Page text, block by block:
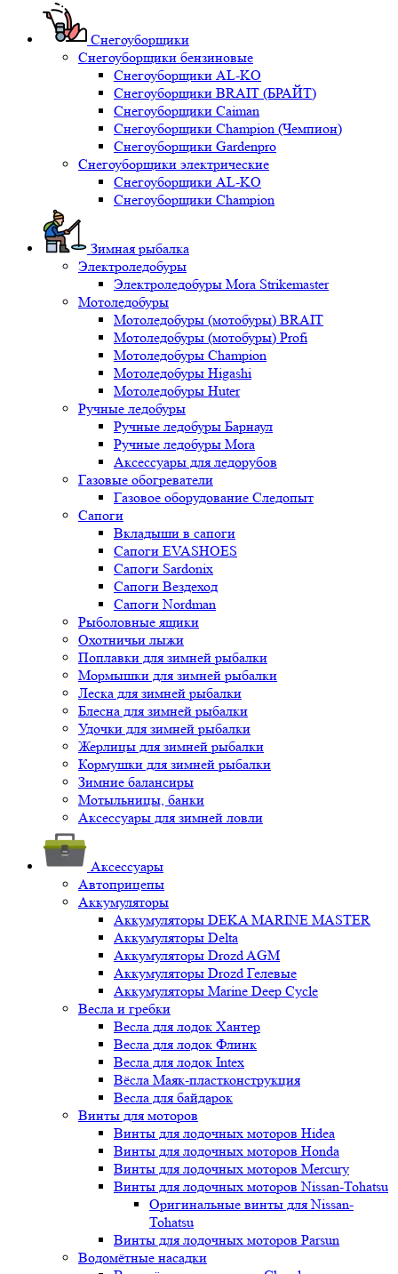
Снегоуборщики
Снегоуборщики бензиновые
Снегоуборщики AL-KO
Снегоуборщики BRAIT (БРАЙТ)
Снегоуборщики Caiman
Снегоуборщики Champion (Чемпион)
Снегоуборщики Gardenpro
Снегоуборщики электрические
Снегоуборщики AL-KO
Снегоуборщики Champion
Зимная рыбалка
Электроледобуры
Электроледобуры Mora Strikemaster
Мотоледобуры
Мотоледобуры (мотобуры) BRAIT
Мотоледобуры (мотобуры) Profi
Мотоледобуры Champion
Мотоледобуры Higashi
Мотоледобуры Huter
Ручные ледобуры
Ручные ледобуры Барнаул
Ручные ледобуры Mora
Аксессуары для ледорубов
Газовые обогреватели
Газовое оборудование Следопыт
Сапоги
Вкладыши в сапоги
Сапоги EVASHOES
Сапоги Sardonix
Сапоги Вездеход
Сапоги Nordman
Рыболовные ящики
Охотничьи лыжи
Поплавки для зимней рыбалки
Мормышки для зимней рыбалки
Леска для зимней рыбалки
Блесна для зимней рыбалки
Удочки для зимней рыбалки
Жерлицы для зимней рыбалки
Кормушки для зимней рыбалки
Зимние балансиры
Мотыльницы, банки
Аксессуары для зимней ловли
Аксессуары
Автоприцепы
Аккумуляторы
Аккумуляторы DEKA MARINE MASTER
Аккумуляторы Delta
Аккумуляторы Drozd AGM
Аккумуляторы Drozd Гелевые
Аккумуляторы Marine Deep Cycle
Весла и гребки
Весла для лодок Хантер
Весла для лодок Флинк
Весла для лодок Intex
Вёсла Маяк-пластконструкция
Весла для байдарок
Винты для моторов
Винты для лодочных моторов Hidea
Винты для лодочных моторов Honda
Винты для лодочных моторов Mercury
Винты для лодочных моторов Nissan-Tohatsu
Оригинальные винты для Nissan-
Tohatsu
Винты для лодочных моторов Parsun
Водомётные насадки